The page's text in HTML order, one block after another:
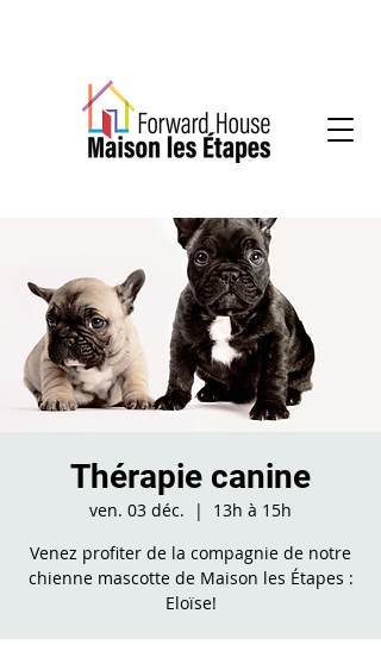
Thérapie canine
ven. 03 déc.
  |
13h à 15h
Venez profiter de la compagnie de notre
chienne mascotte de Maison les Étapes :
Eloïse!